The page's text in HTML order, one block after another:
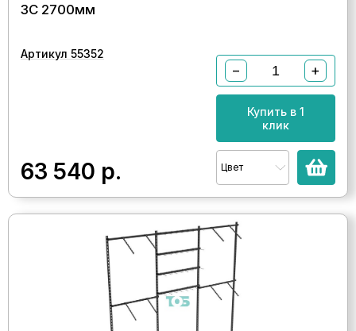
ЗС 2700мм
Артикул 55352
63 540 р.
− +
Купить в 1
клик
Цвет